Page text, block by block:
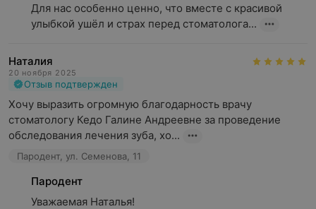
Для нас особенно ценно, что вместе с красивой
улыбкой ушёл и страх перед стоматолога...
Наталия
20 ноября 2025
Отзыв подтвержден
Хочу выразить огромную благодарность врачу
стоматологу Кедо Галине Андреевне за проведение
обследования лечения зуба, хо...
Пародент, ул. Семенова, 11
Пародент
Уважаемая Наталья!